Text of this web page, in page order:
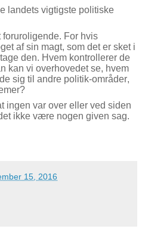
landets vigtigste politiske
foruroligende. For hvis
af sin magt, som det er sket i
den. Hvem kontrollerer de
kan vi overhovedet se, hvem
sig til andre politik-områder,
ingen var over eller ved siden
ikke være nogen given sag.
15, 2016